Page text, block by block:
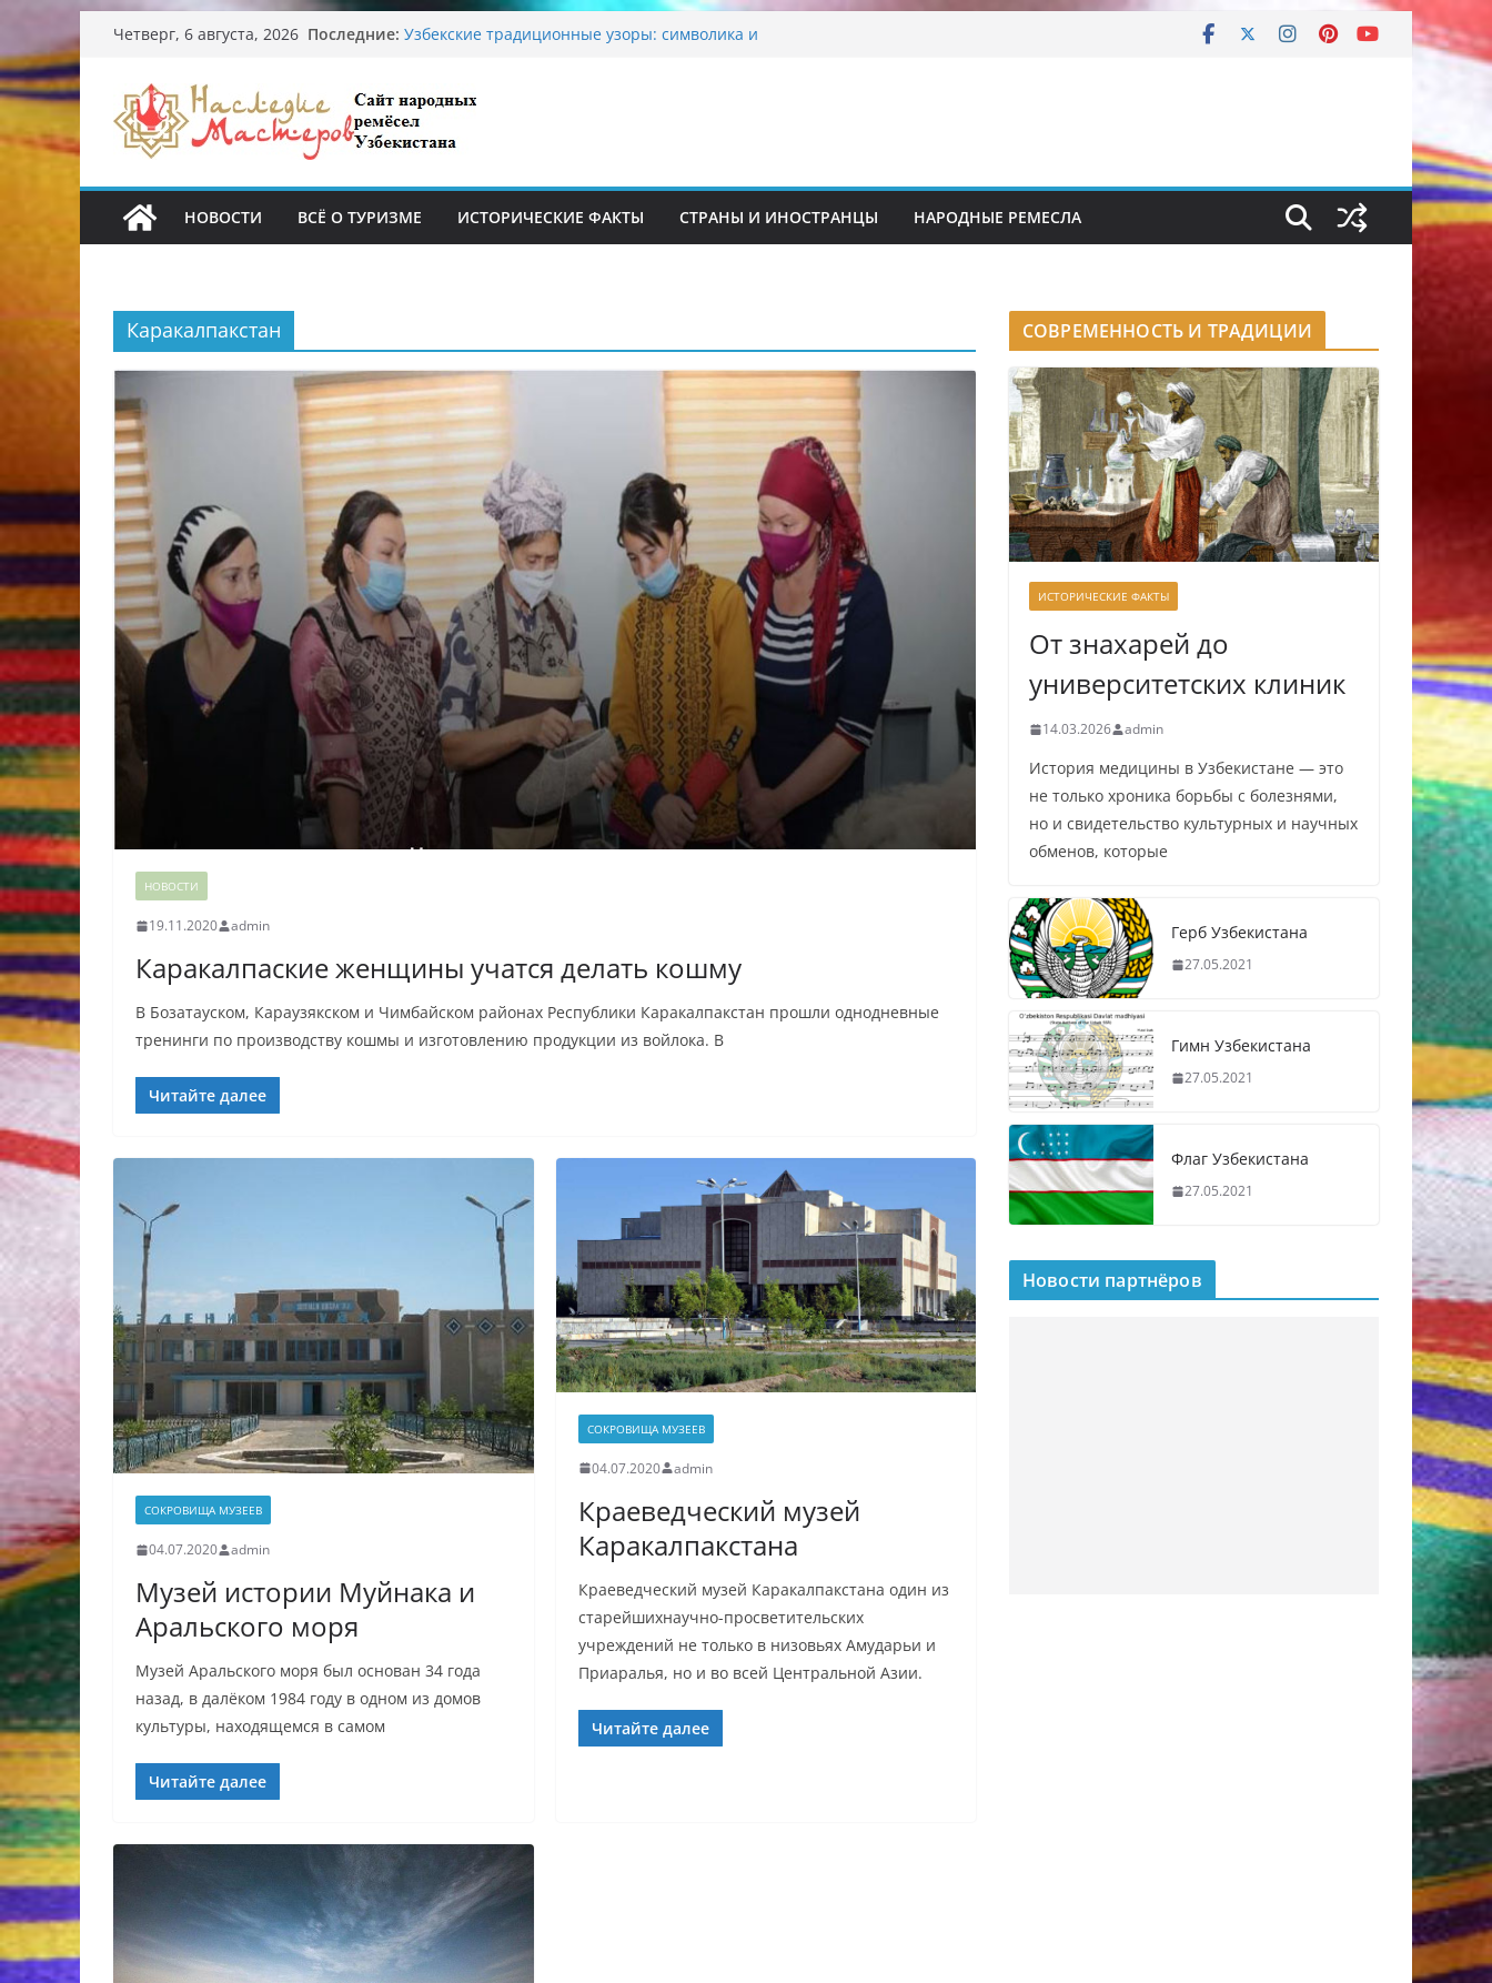
Перейти
к
содержимому
Четверг, 6 августа, 2026 Последние: Узбекские традиционные узоры: символика и
Опасная диета Алины Загитовой
От знахарей до университетских клиник
Обрушение на одном из ключевых перекрёстков
НОВОСТИ ВСЁ О ТУРИЗМЕ ИСТОРИЧЕСКИЕ ФАКТЫ СТРАНЫ И ИНОСТРАНЦЫ НАРОДНЫЕ РЕМЕСЛА
Каракалпакстан
НОВОСТИ
19.11.2020 admin
Каракалпаские женщины учатся делать кошму
В Бозатауском, Караузякском и Чимбайском районах Республики Каракалпакстан прошли однодневные
тренинги по производству кошмы и изготовлению продукции из войлока. В
Читайте далее
СОКРОВИЩА МУЗЕЕВ
04.07.2020 admin
Музей истории Муйнака и
Аральского моря
Музей Аральского моря был основан 34 года
назад, в далёком 1984 году в одном из домов
культуры, находящемся в самом
Читайте далее
СОКРОВИЩА МУЗЕЕВ
04.07.2020 admin
Краеведческий музей
Каракалпакстана
Краеведческий музей Каракалпакстана один из
старейшихнаучно-просветительских
учреждений не только в низовьях Амударьи и
Приаралья, но и во всей Центральной Азии.
Читайте далее
СОВРЕМЕННОСТЬ И ТРАДИЦИИ
ИСТОРИЧЕСКИЕ ФАКТЫ
От знахарей до
университетских клиник
14.03.2026 admin
История медицины в Узбекистане — это
не только хроника борьбы с болезнями,
но и свидетельство культурных и научных
обменов, которые
Герб Узбекистана
27.05.2021
Гимн Узбекистана
27.05.2021
Флаг Узбекистана
27.05.2021
Новости партнёров